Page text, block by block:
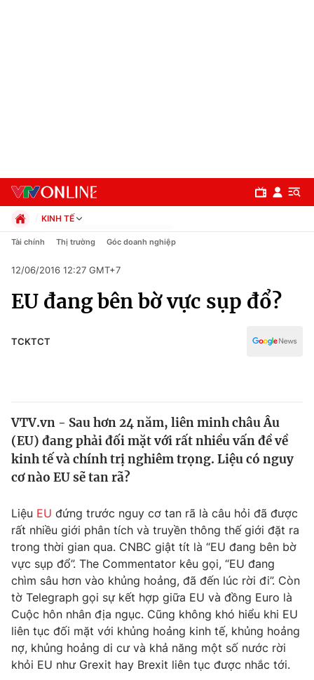
Chuyên mục
Y tế
Thế giới
Tin tức
Thế giới đó đây
Câu chuyện quốc tế
Kinh tế
Tài chính
Thị trường
Góc doanh nghiệp
Dữ liệu và đời sống
Truyền hình
Phim VTV
Hậu trường
Giải trí
Điện ảnh
KINH TẾ
Chính trị
Pháp luật
Kinh tế
Thể thao
Văn hóa - Giải trí
Giáo dục
Tài chính Thị trường Góc doanh nghiệp
12/06/2016 12:27 GMT+7
EU đang bên bờ vực sụp đổ?
TCKTCT
VTV.vn - Sau hơn 24 năm, liên minh châu Âu
(EU) đang phải đối mặt với rất nhiều vấn đề về
kinh tế và chính trị nghiêm trọng. Liệu có nguy
cơ nào EU sẽ tan rã?
Liệu EU đứng trước nguy cơ tan rã là câu hỏi đã được
rất nhiều giới phân tích và truyền thông thế giới đặt ra
trong thời gian qua. CNBC giật tít là “EU đang bên bờ
vực sụp đổ”. The Commentator kêu gọi, “EU đang
chìm sâu hơn vào khủng hoảng, đã đến lúc rời đi”. Còn
tờ Telegraph gọi sự kết hợp giữa EU và đồng Euro là
Cuộc hôn nhân địa ngục. Cũng không khó hiểu khi EU
liên tục đối mặt với khủng hoảng kinh tế, khủng hoảng
nợ, khủng hoảng di cư và khả năng một số nước rời
khỏi EU như Grexit hay Brexit liên tục được nhắc tới.